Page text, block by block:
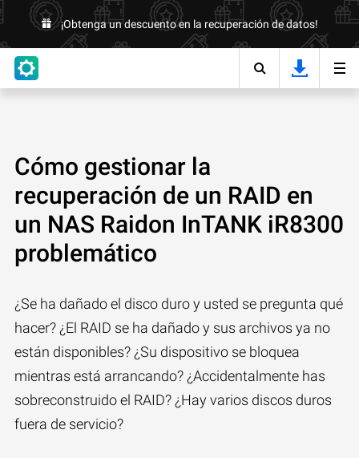
¡Obtenga un descuento en la recuperación de datos!
Cómo gestionar la
recuperación de un RAID en
un NAS Raidon InTANK iR8300
problemático
¿Se ha dañado el disco duro y usted se pregunta qué
hacer? ¿El RAID se ha dañado y sus archivos ya no
están disponibles? ¿Su dispositivo se bloquea
mientras está arrancando? ¿Accidentalmente has
sobreconstruido el RAID? ¿Hay varios discos duros
fuera de servicio?